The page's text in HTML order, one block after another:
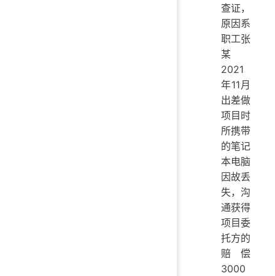
查证，
原因系
职工张
某
2021
年11月
出差做
项目时
所携带
的笔记
本电脑
因故丢
失，沟
通获得
项目委
托方的
赔偿
3000